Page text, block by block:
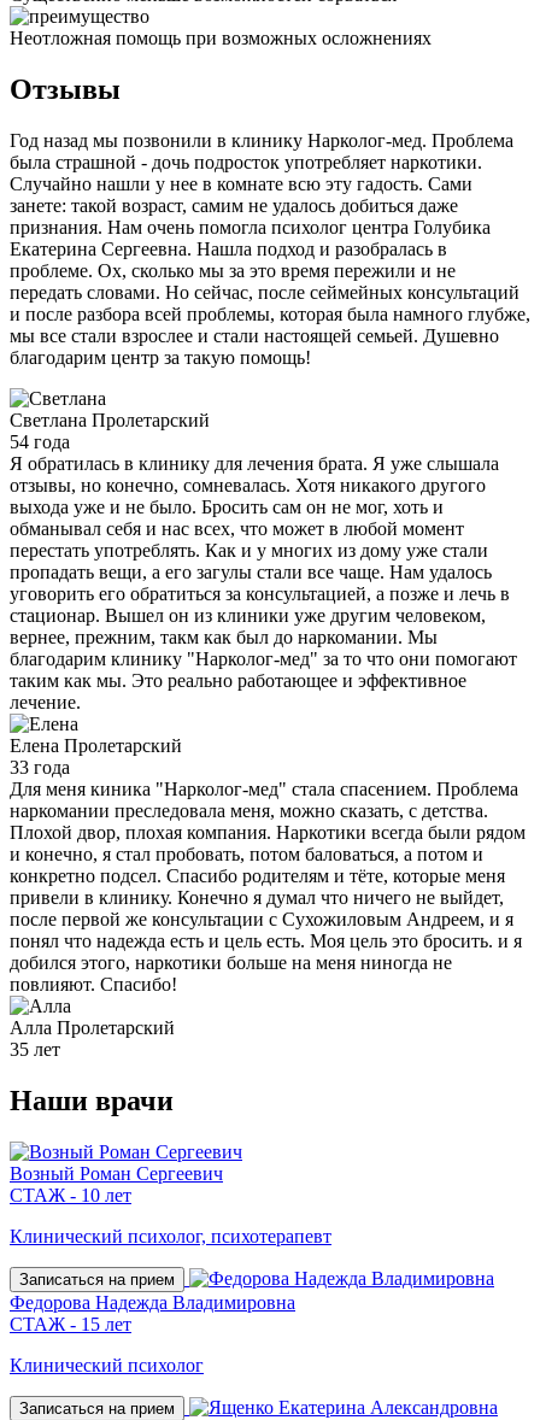
Неотложная помощь при возможных осложнениях
Отзывы
Год назад мы позвонили в клинику Нарколог-мед. Проблема
была страшной - дочь подросток употребляет наркотики.
Случайно нашли у нее в комнате всю эту гадость. Сами
занете: такой возраст, самим не удалось добиться даже
признания. Нам очень помогла психолог центра Голубика
Екатерина Сергеевна. Нашла подход и разобралась в
проблеме. Ох, сколько мы за это время пережили и не
передать словами. Но сейчас, после сеймейных консультаций
и после разбора всей проблемы, которая была намного глубже,
мы все стали взрослее и стали настоящей семьей. Душевно
благодарим центр за такую помощь!
Светлана Пролетарский
54 года
Я обратилась в клинику для лечения брата. Я уже слышала
отзывы, но конечно, сомневалась. Хотя никакого другого
выхода уже и не было. Бросить сам он не мог, хоть и
обманывал себя и нас всех, что может в любой момент
перестать употреблять. Как и у многих из дому уже стали
пропадать вещи, а его загулы стали все чаще. Нам удалось
уговорить его обратиться за консультацией, а позже и лечь в
стационар. Вышел он из клиники уже другим человеком,
вернее, прежним, такм как был до наркомании. Мы
благодарим клинику "Нарколог-мед" за то что они помогают
таким как мы. Это реально работающее и эффективное
лечение.
Елена Пролетарский
33 года
Для меня киника "Нарколог-мед" стала спасением. Проблема
наркомании преследовала меня, можно сказать, с детства.
Плохой двор, плохая компания. Наркотики всегда были рядом
и конечно, я стал пробовать, потом баловаться, а потом и
конкретно подсел. Спасибо родителям и тёте, которые меня
привели в клинику. Конечно я думал что ничего не выйдет,
после первой же консультации с Сухожиловым Андреем, и я
понял что надежда есть и цель есть. Моя цель это бросить. и я
добился этого, наркотики больше на меня ниногда не
повлияют. Спасибо!
Алла Пролетарский
35 лет
Наши врачи
Возный Роман Сергеевич
СТАЖ - 10 лет
Клинический психолог, психотерапевт
Записаться на прием
Федорова Надежда Владимировна
СТАЖ - 15 лет
Клинический психолог
Записаться на прием